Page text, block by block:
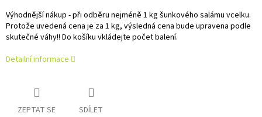
Výhodnější nákup - při odběru nejméně 1 kg šunkového salámu vcelku.
Protože uvedená cena je za 1 kg, výsledná cena bude upravena podle
skutečné váhy!! Do košíku vkládejte počet balení.
Detailní informace
ZEPTAT SE SDÍLET